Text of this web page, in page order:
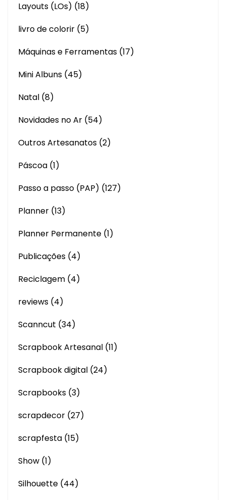
Layouts (LOs) (18)
livro de colorir (5)
Máquinas e Ferramentas (17)
Mini Albuns (45)
Natal (8)
Novidades no Ar (54)
Outros Artesanatos (2)
Páscoa (1)
Passo a passo (PAP) (127)
Planner (13)
Planner Permanente (1)
Publicações (4)
Reciclagem (4)
reviews (4)
Scanncut (34)
Scrapbook Artesanal (11)
Scrapbook digital (24)
Scrapbooks (3)
scrapdecor (27)
scrapfesta (15)
Show (1)
Silhouette (44)